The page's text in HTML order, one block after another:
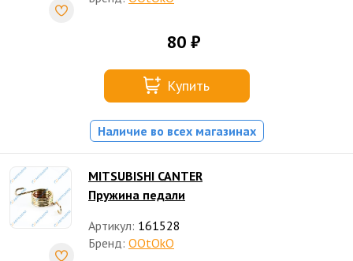
80 ₽
Купить
Наличие во всех магазинах
MITSUBISHI CANTER
Пружина педали
Артикул: 161528
Бренд: OOtOkO